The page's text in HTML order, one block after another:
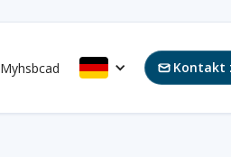
Myhsbcad Kontakt